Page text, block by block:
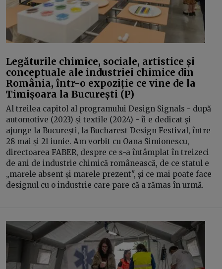
Legăturile chimice, sociale, artistice și
conceptuale ale industriei chimice din
România, într-o expoziție ce vine de la
Timișoara la București (P)
Al treilea capitol al programului Design Signals - după
automotive (2023) și textile (2024) - îi e dedicat și
ajunge la București, la Bucharest Design Festival, între
28 mai și 21 iunie. Am vorbit cu Oana Simionescu,
directoarea FABER, despre ce s-a întâmplat în treizeci
de ani de industrie chimică românească, de ce statul e
„marele absent și marele prezent", și ce mai poate face
designul cu o industrie care pare că a rămas în urmă.